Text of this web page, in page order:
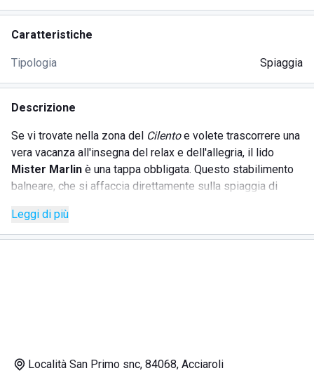
Caratteristiche
Tipologia Spiaggia
Descrizione
Se vi trovate nella zona del Cilentoe volete trascorrere una
vera vacanza all'insegna del relax e dell'allegria, il lido
Mister Marlin è una tappa obbligata. Questo stabilimento
balneare, che si affaccia direttamente sulla spiaggia di
famiglie e i gruppi di amici.
apprezzerete l'area giochi per bimbi, il box
Leggi di più
Località San Primo snc, 84068, Acciaroli